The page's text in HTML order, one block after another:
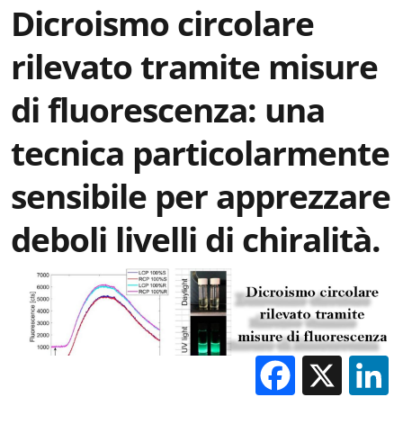
Dicroismo circolare
rilevato tramite misure
di fluorescenza: una
tecnica particolarmente
sensibile per apprezzare
deboli livelli di chiralità.
X